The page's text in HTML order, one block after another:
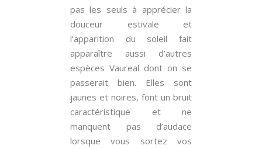
pas les seuls à apprécier la
douceur estivale et
l’apparition du soleil fait
apparaître aussi d’autres
espèces Vaureal dont on se
passerait bien. Elles sont
jaunes et noires, font un bruit
caractéristique et ne
manquent pas d’audace
lorsque vous sortez vos